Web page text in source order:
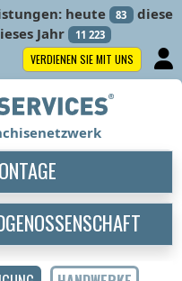
heute 83 diese
Jahr 11 223
VERDIENEN SIE MIT UNS